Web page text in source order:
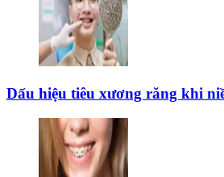
Dấu hiệu tiêu xương răng khi